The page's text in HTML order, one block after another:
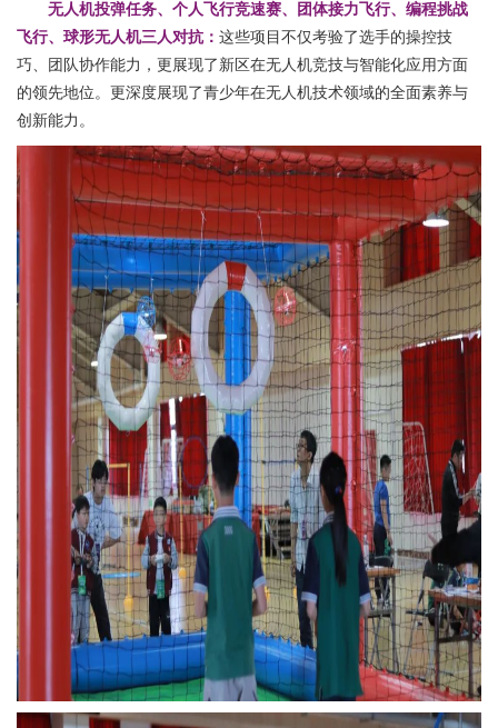
无人机投弹任务、个人飞行竞速赛、团体接力飞行、编程挑战
飞行、球形无人机三人对抗： 这些项目不仅考验了选手的操控技
巧、团队协作能力，更展现了新区在无人机竞技与智能化应用方面
的领先地位。 更深度展现了青少年在无人机技术领域的全面素养与
创新能力。